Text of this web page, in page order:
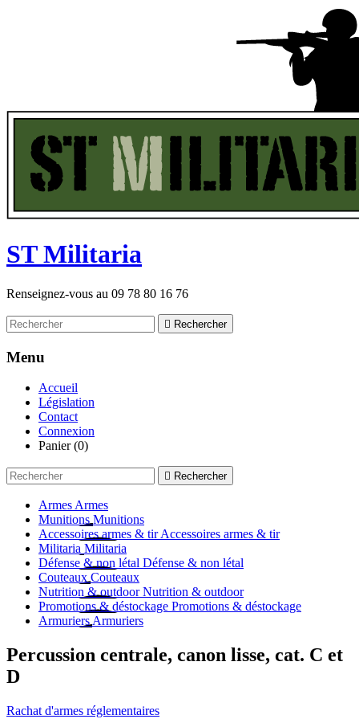
STMilitaria
Renseignez-vous au 09 78 80 16 76
 Rechercher
Menu
Accueil
Législation
Contact
Connexion
Panier (0)
 Rechercher
Armes Armes
Munitions Munitions
Accessoires armes & tir Accessoires armes & tir
Militaria Militaria
Défense & non létal Défense & non létal
Couteaux Couteaux
Nutrition & outdoor Nutrition & outdoor
Promotions & déstockage Promotions & déstockage
Armuriers Armuriers
Percussion centrale, canon lisse, cat. C et
D
Rachat d'armes réglementaires